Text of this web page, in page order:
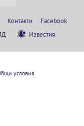
Контакти
Facebook
Известия
условия